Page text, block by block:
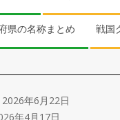
県の名称まとめ 戦国
2026年6月22日
年4月17日